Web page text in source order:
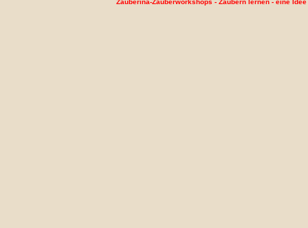
Zauberina-Zauberworkshops - Zaubern lernen - eine